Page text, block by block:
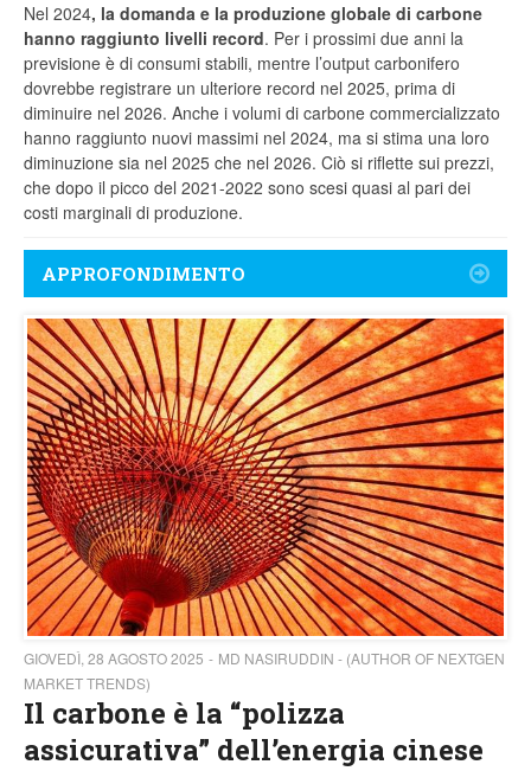
Nel 2024, la domanda e la produzione globale di carbone
hanno raggiunto livelli record. Per i prossimi due anni la
previsione è di consumi stabili, mentre l’output carbonifero
dovrebbe registrare un ulteriore record nel 2025, prima di
diminuire nel 2026. Anche i volumi di carbone commercializzato
hanno raggiunto nuovi massimi nel 2024, ma si stima una loro
diminuzione sia nel 2025 che nel 2026. Ciò si riflette sui prezzi,
che dopo il picco del 2021-2022 sono scesi quasi al pari dei
costi marginali di produzione.
APPROFONDIMENTO
GIOVEDÌ, 28 AGOSTO 2025
MD NASIRUDDIN - (AUTHOR OF NEXTGEN
MARKET TRENDS)
Il carbone è la “polizza
assicurativa” dell’energia cinese